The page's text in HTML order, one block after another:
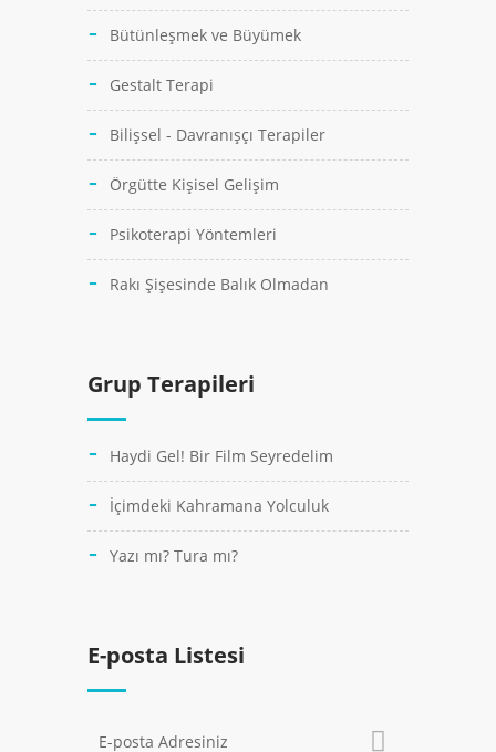
Bütünleşmek ve Büyümek
Gestalt Terapi
Bilişsel - Davranışçı Terapiler
Örgütte Kişisel Gelişim
Psikoterapi Yöntemleri
Rakı Şişesinde Balık Olmadan
Grup Terapileri
Haydi Gel! Bir Film Seyredelim
İçimdeki Kahramana Yolculuk
Yazı mı? Tura mı?
E-posta Listesi